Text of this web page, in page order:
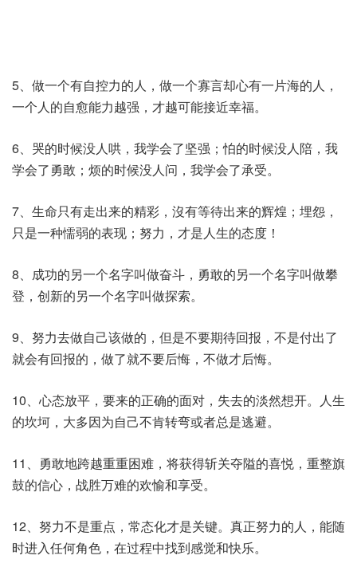
5、做一个有自控力的人，做一个寡言却心有一片海的人，
一个人的自愈能力越强，才越可能接近幸福。
6、哭的时候没人哄，我学会了坚强；怕的时候没人陪，我
学会了勇敢；烦的时候没人问，我学会了承受。
7、生命只有走出来的精彩，沒有等待出来的辉煌；埋怨，
只是一种懦弱的表现；努力，才是人生的态度！
8、成功的另一个名字叫做奋斗，勇敢的另一个名字叫做攀
登，创新的另一个名字叫做探索。
9、努力去做自己该做的，但是不要期待回报，不是付出了
就会有回报的，做了就不要后悔，不做才后悔。
10、心态放平，要来的正确的面对，失去的淡然想开。人生
的坎坷，大多因为自己不肯转弯或者总是逃避。
11、勇敢地跨越重重困难，将获得斩关夺隘的喜悦，重整旗
鼓的信心，战胜万难的欢愉和享受。
12、努力不是重点，常态化才是关键。真正努力的人，能随
时进入任何角色，在过程中找到感觉和快乐。